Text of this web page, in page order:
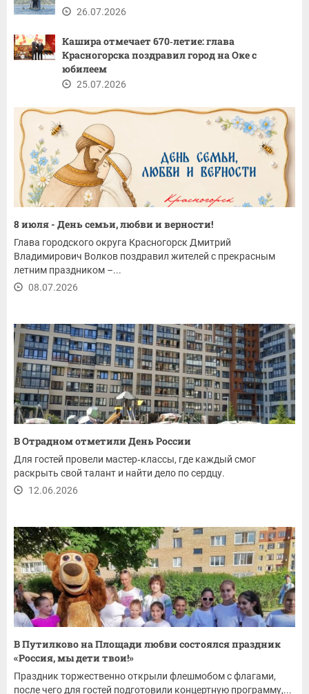
26.07.2026
Кашира отмечает 670‑летие: глава
Красногорска поздравил город на Оке с
юбилеем
25.07.2026
8 июля - День семьи, любви и верности!
Глава городского округа Красногорск Дмитрий
Владимирович Волков поздравил жителей с прекрасным
летним праздником –...
08.07.2026
В Отрадном отметили День России
Для гостей провели мастер‑классы, где каждый смог
раскрыть свой талант и найти дело по сердцу.
12.06.2026
В Путилково на Площади любви состоялся праздник
«Россия, мы дети твои!»
Праздник торжественно открыли флешмобом с флагами,
после чего для гостей подготовили концертную программу,...